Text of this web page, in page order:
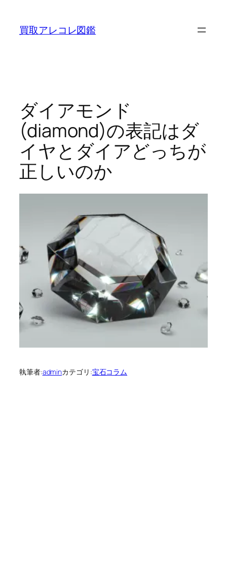
買取アレコレ図鑑
ダイアモンド
(diamond)の表記はダ
イヤとダイアどっちが
正しいのか
執筆者:adminカテゴリ:宝石コラム